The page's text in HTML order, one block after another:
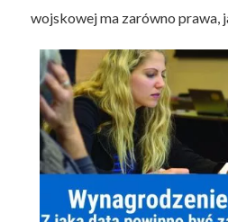
wojskowej ma zarówno prawa,